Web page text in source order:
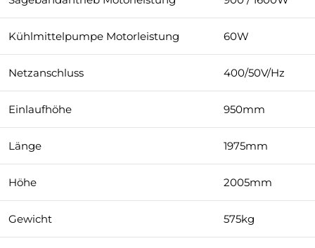
Kühlmittelpumpe Motorleistung 60W
Netzanschluss 400/50V/Hz
Einlaufhöhe 950mm
Länge 1975mm
Höhe 2005mm
Gewicht 575kg